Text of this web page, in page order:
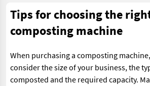
Tips for choosing the
composting machine
When purchasing a composting
consider the size of your business, the
composted and the required capacity.